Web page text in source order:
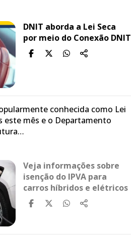
DNIT aborda a Lei Seca
por meio do Conexão DNIT
conhecida como Lei
este mês e o Departamento
Veja informações sobre
isenção do IPVA para
carros híbridos e elétricos